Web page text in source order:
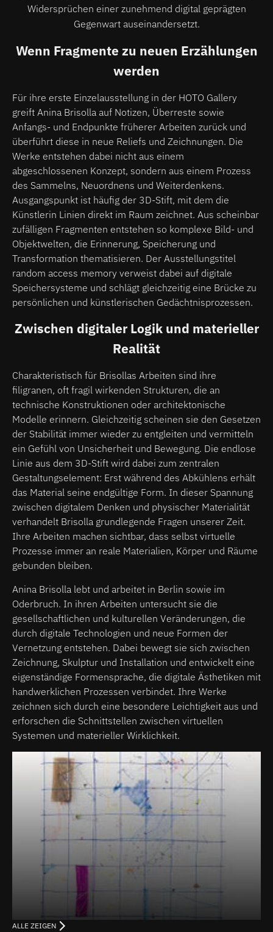
Widersprüchen einer zunehmend digital geprägten
Gegenwart auseinandersetzt.
Wenn Fragmente zu neuen Erzählungen
werden
Für ihre erste Einzelausstellung in der HOTO Gallery
greift Anina Brisolla auf Notizen, Überreste sowie
Anfangs- und Endpunkte früherer Arbeiten zurück und
überführt diese in neue Reliefs und Zeichnungen. Die
Werke entstehen dabei nicht aus einem
abgeschlossenen Konzept, sondern aus einem Prozess
des Sammelns, Neuordnens und Weiterdenkens.
Ausgangspunkt ist häufig der 3D-Stift, mit dem die
Künstlerin Linien direkt im Raum zeichnet. Aus scheinbar
zufälligen Fragmenten entstehen so komplexe Bild- und
Objektwelten, die Erinnerung, Speicherung und
Transformation thematisieren. Der Ausstellungstitel
random access memory verweist dabei auf digitale
Speichersysteme und schlägt gleichzeitig eine Brücke zu
persönlichen und künstlerischen Gedächtnisprozessen.
Zwischen digitaler Logik und materieller
Realität
Charakteristisch für Brisollas Arbeiten sind ihre
filigranen, oft fragil wirkenden Strukturen, die an
technische Konstruktionen oder architektonische
Modelle erinnern. Gleichzeitig scheinen sie den Gesetzen
der Stabilität immer wieder zu entgleiten und vermitteln
ein Gefühl von Unsicherheit und Bewegung. Die endlose
Linie aus dem 3D-Stift wird dabei zum zentralen
Gestaltungselement: Erst während des Abkühlens erhält
das Material seine endgültige Form. In dieser Spannung
zwischen digitalem Denken und physischer Materialität
verhandelt Brisolla grundlegende Fragen unserer Zeit.
Ihre Arbeiten machen sichtbar, dass selbst virtuelle
Prozesse immer an reale Materialien, Körper und Räume
gebunden bleiben.
Anina Brisolla lebt und arbeitet in Berlin sowie im
Oderbruch. In ihren Arbeiten untersucht sie die
gesellschaftlichen und kulturellen Veränderungen, die
durch digitale Technologien und neue Formen der
Vernetzung entstehen. Dabei bewegt sie sich zwischen
Zeichnung, Skulptur und Installation und entwickelt eine
eigenständige Formensprache, die digitale Ästhetiken mit
handwerklichen Prozessen verbindet. Ihre Werke
zeichnen sich durch eine besondere Leichtigkeit aus und
erforschen die Schnittstellen zwischen virtuellen
Systemen und materieller Wirklichkeit.
ALLE ZEIGEN